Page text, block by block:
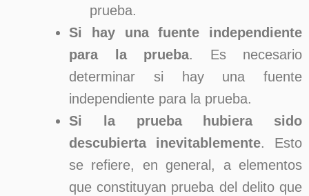
prueba.
Si hay una fuente independiente
para la prueba. Es necesario
determinar si hay una fuente
independiente para la prueba.
Si la prueba hubiera sido
descubierta inevitablemente. Esto
se refiere, en general, a elementos
que constituyan prueba del delito que